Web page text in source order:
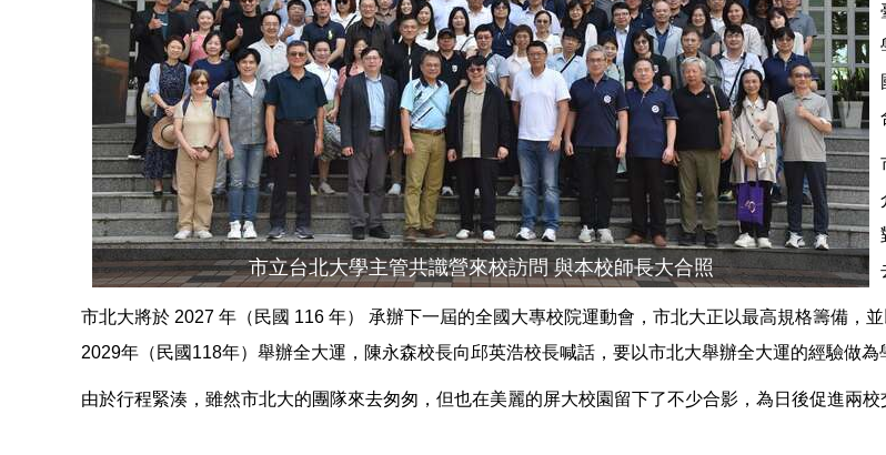
市立台北大學主管共識營來校訪問 與本校師長大合照
市北大將於 2027 年（民國 116 年） 承辦下一屆的全國大專校院運動會，市北大正以最高規格籌備，
2029年（民國118年）舉辦全大運，陳永森校長向邱英浩校長喊話，要以市北大舉辦全大運的經驗做為
由於行程緊湊，雖然市北大的團隊來去匆匆，但也在美麗的屏大校園留下了不少合影，為日後促進兩校